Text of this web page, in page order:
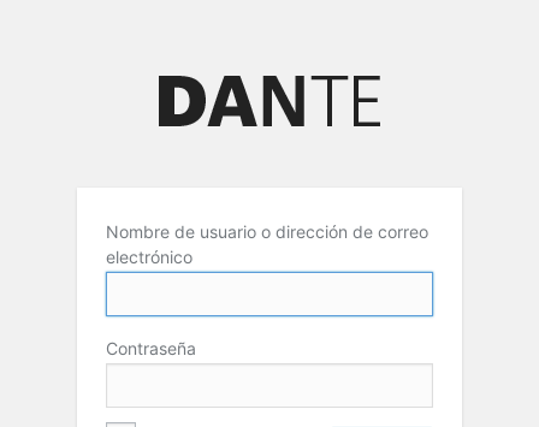
Nombre de usuario o dirección de correo
electrónico
Contraseña